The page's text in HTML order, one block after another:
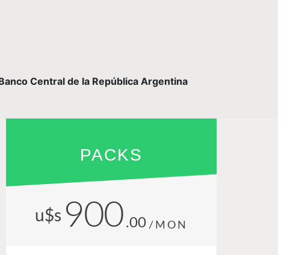
Central de la República Argentina
PACKS
u$s 900 .00 /MON